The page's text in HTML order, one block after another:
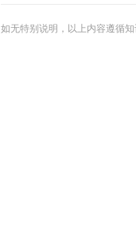
如无特别说明，以上内容遵循